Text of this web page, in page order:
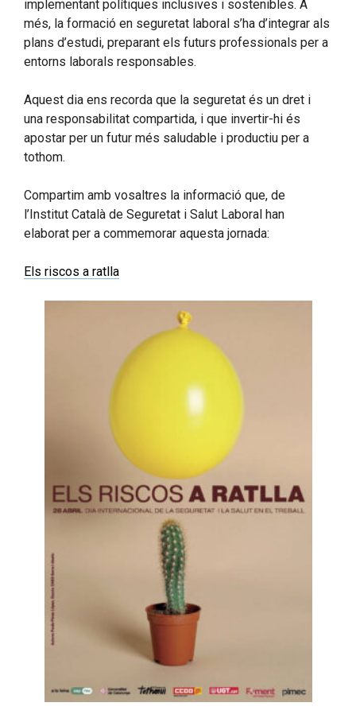
implementant polítiques inclusives i sostenibles. A
més, la formació en seguretat laboral s’ha d’integrar als
plans d’estudi, preparant els futurs professionals per a
entorns laborals responsables.
Aquest dia ens recorda que la seguretat és un dret i
una responsabilitat compartida, i que invertir-hi és
apostar per un futur més saludable i productiu per a
tothom.
Compartim amb vosaltres la informació que, de
l’Institut Català de Seguretat i Salut Laboral han
elaborat per a commemorar aquesta jornada:
Els riscos a ratlla